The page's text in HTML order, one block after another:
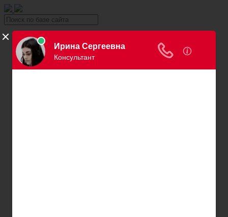
Уголовка
Уголовный юрист
Вина в уголовном праве